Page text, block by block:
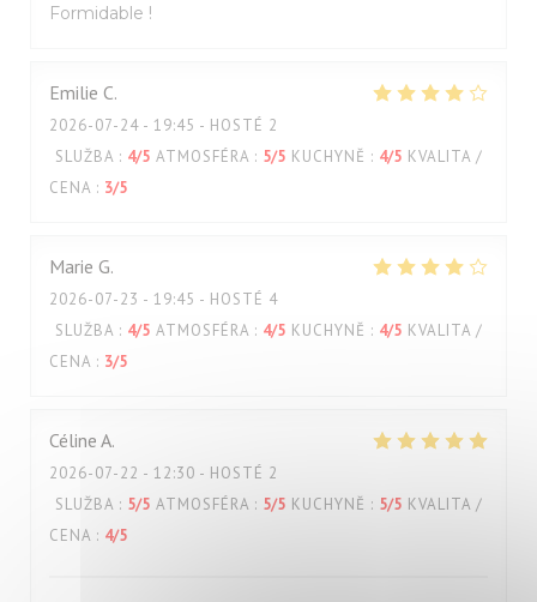
Formidable !
Emilie C
2026-07-24 - 19:45 - HOSTÉ 2
SLUŽBA : 4/5 ATMOSFÉRA : 5/5 KUCHYNĚ : 4/5 KVALITA /
CENA : 3/5
Marie G
2026-07-23 - 19:45 - HOSTÉ 4
SLUŽBA : 4/5 ATMOSFÉRA : 4/5 KUCHYNĚ : 4/5 KVALITA /
CENA : 3/5
Céline A
2026-07-22 - 12:30 - HOSTÉ 2
SLUŽBA : 5/5 ATMOSFÉRA : 5/5 KUCHYNĚ : 5/5 KVALITA /
CENA : 4/5